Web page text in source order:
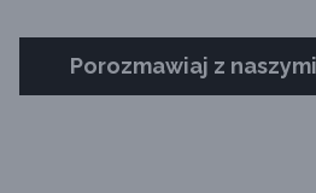
Porozmawiaj z